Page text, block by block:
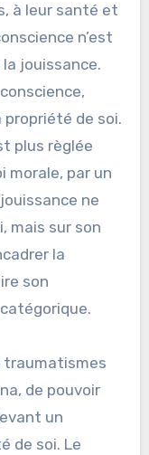
à leur santé et
n’est
jouissance.
propriété de soi.
plus règlée
morale, par un
ne
mais sur son
la
son
traumatismes
de pouvoir
un
de soi. Le